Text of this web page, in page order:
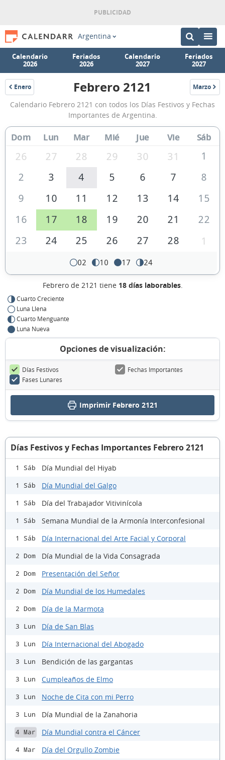
Argentina
Calendario
2026
Feriados
2026
Calendario
2027
Feriados
2027
Enero
2121
Calendario
Febrero
2121
de
Argentina
Febrero 2121 Marzo
2121
Calendario Febrero 2121 con todos los Días Festivos y Fechas
Importantes de Argentina.
Dom Lun Mar Mié Jue Vie Sáb
26 27 28 29 30 31
1
2
3 4 5 6 7
8
9
10 11 12 13 14
15
16
17 18 19 20 21
22
23
24 25 26 27 28 1
02 10 17 24
Febrero de 2121 tiene 18 días laborables.
Cuarto Creciente
Luna Llena
Cuarto Menguante
Luna Nueva
Opciones de visualización:
Días Festivos
Fechas Importantes
Fases Lunares
Imprimir Febrero 2121
Días Festivos y Fechas Importantes Febrero 2121
1 Sáb Día Mundial del Hiyab
1 Sáb Día Mundial del Galgo
1 Sáb Día del Trabajador Vitivinícola
1 Sáb Semana Mundial de la Armonía Interconfesional
1 Sáb Día Internacional del Arte Facial y Corporal
2 Dom Día Mundial de la Vida Consagrada
2 Dom Presentación del Señor
2 Dom Día Mundial de los Humedales
2 Dom Día de la Marmota
3 Lun Día de San Blas
3 Lun Día Internacional del Abogado
3 Lun Bendición de las gargantas
3 Lun Cumpleaños de Elmo
3 Lun Noche de Cita con mi Perro
3 Lun Día Mundial de la Zanahoria
4 Mar Día Mundial contra el Cáncer
4 Mar Día del Orgullo Zombie